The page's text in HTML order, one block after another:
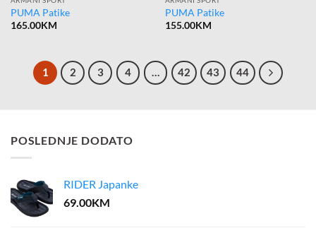
PUMA Patike
165.00KM
PUMA Patike
155.00KM
1 2 3 4 … 42 43 44
POSLEDNJE DODATO
RIDER Japanke
69.00KM